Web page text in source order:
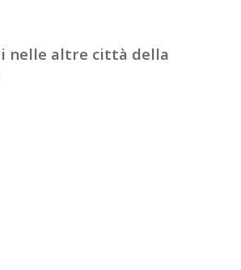
nelle altre città della